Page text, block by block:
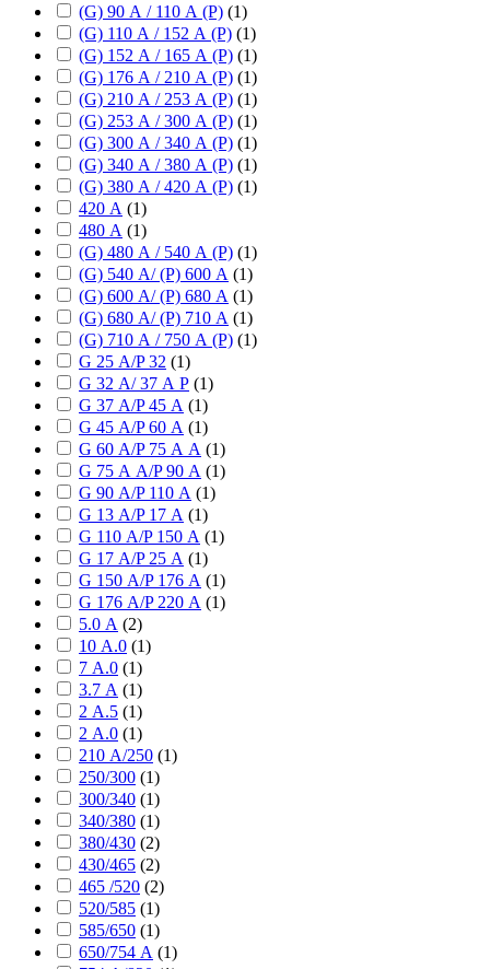
(G) 90 А / 110 А (P) (1)
(G) 110 А / 152 А (P) (1)
(G) 152 А / 165 А (P) (1)
(G) 176 А / 210 А (P) (1)
(G) 210 А / 253 А (P) (1)
(G) 253 А / 300 А (P) (1)
(G) 300 А / 340 А (P) (1)
(G) 340 А / 380 А (P) (1)
(G) 380 А / 420 А (P) (1)
420 А (1)
480 А (1)
(G) 480 А / 540 А (P) (1)
(G) 540 А/ (P) 600 А (1)
(G) 600 А/ (P) 680 А (1)
(G) 680 А/ (P) 710 А (1)
(G) 710 А / 750 А (P) (1)
G 25 А/P 32 (1)
G 32 А/ 37 А P (1)
G 37 А/P 45 А (1)
G 45 А/P 60 А (1)
G 60 А/P 75 А А (1)
G 75 А А/P 90 А (1)
G 90 А/P 110 А (1)
G 13 А/P 17 А (1)
G 110 А/P 150 А (1)
G 17 А/P 25 А (1)
G 150 А/P 176 А (1)
G 176 А/P 220 А (1)
5.0 А (2)
10 А.0 (1)
7 А.0 (1)
3.7 А (1)
2 А.5 (1)
2 А.0 (1)
210 А/250 (1)
250/300 (1)
300/340 (1)
340/380 (1)
380/430 (2)
430/465 (2)
465 /520 (2)
520/585 (1)
585/650 (1)
650/754 А (1)